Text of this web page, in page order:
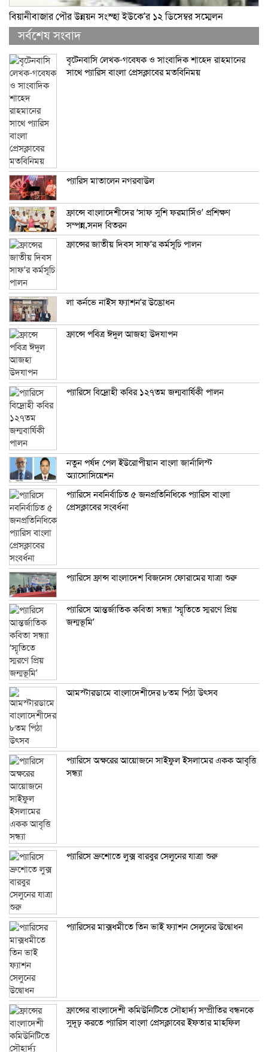
বিয়ানীবাজার পৌর উন্নয়ন সংস্হা ইউকে’র ১২ ডিসেম্বর সম্মেলন
সর্বশেষ সংবাদ
বৃটেনবাসি লেখক-গবেষক ও সাংবাদিক শাহেদ রাহমানের
সাথে প্যারিস বাংলা প্রেসক্লাবের মতবিনিময়
প্যারিস মাতালেন নগরবাউল
ফ্রান্সে বাংলাদেশীদের ‘সাফ সুশি ফরমাসিঁও’ প্রশিক্ষণ
সম্পন্ন,সনদ বিতরন
ফ্রান্সের জাতীয় দিবস সাফ’র কর্মসূচি পালন
লা কর্নভে নাইস ফ্যাশন’র উদ্ভোধন
ফ্রান্সে পবিত্র ঈদুল আজহা উদযাপন
প্যারিসে বিদ্রোহী কবির ১২৭তম জন্মবার্ষিকী পালন
নতুন পর্ষদ পেল ইউরোপীয়ান বাংলা জার্নালিস্ট
অ্যাসোসিয়েশন
প্যারিসে নবনির্বাচিত ৫ জনপ্রতিনিধিকে প্যারিস বাংলা
প্রেসক্লাবের সংবর্ধনা
প্যারিসে ফ্রান্স বাংলাদেশ বিজনেস ফোরামের যাত্রা শুরু
প্যারিসে আন্তর্জাতিক কবিতা সন্ধ্যা ‘স্মৃতিতে স্মরণে প্রিয়
জন্মভূমি’
আমস্টারডামে বাংলাদেশীদের ৮তম পিঠা উৎসব
প্যারিসে অক্ষরের আয়োজনে সাইফুল ইসলামের একক আবৃত্তি
সন্ধ্যা
প্যারিসে ব্রুশোতে লুক্স বারবুর সেলুনের যাত্রা শুরু
প্যারিসের মাক্সধমীতে তিন ভাই ফ্যাশন সেলুনের উদ্বোধন
ফ্রান্সের বাংলাদেশী কমিউনিটিতে সৌহার্দ্য সম্প্রীতির বন্ধনকে
সুদূঢ় করতে প্যারিস বাংলা প্রেসক্লাবের ইফতার মাহফিল